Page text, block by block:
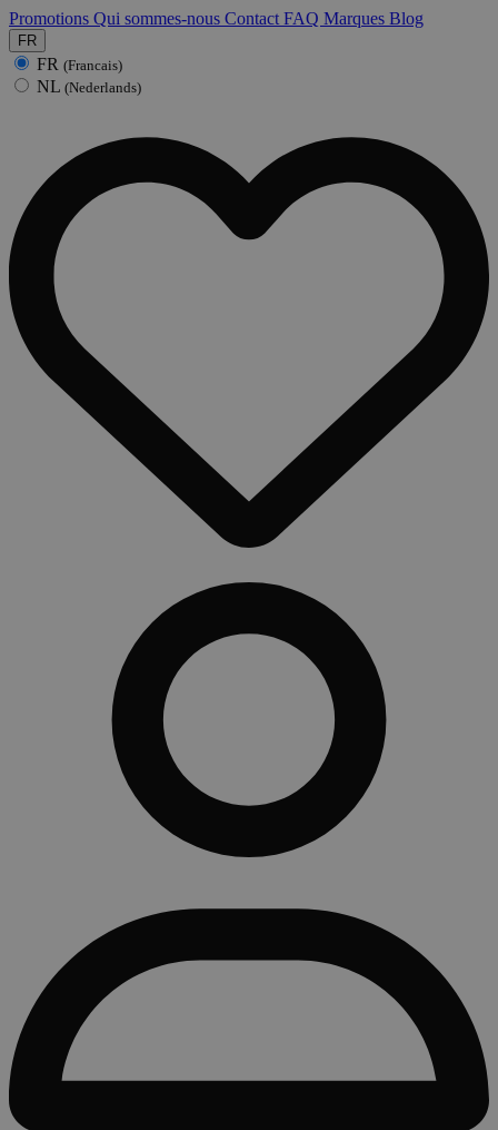
Promotions Qui sommes-nous Contact FAQ Marques Blog
FR
FR (Francais)
NL (Nederlands)